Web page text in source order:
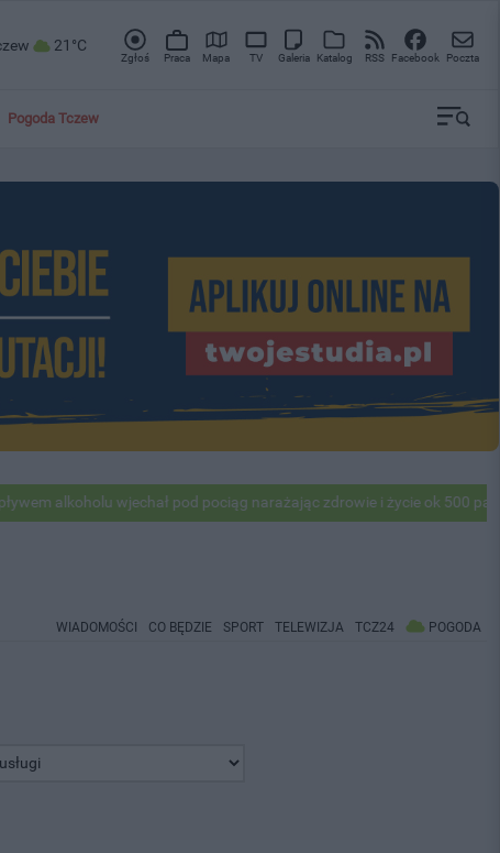
21°C
Zgłoś Praca Mapa TV Galeria Katalog RSS Facebook Poczta
Pogoda Tczew
alkoholu wjechał pod pociąg narażając zdrowie i życie ok 500
WIADOMOŚCI CO BĘDZIE SPORT TELEWIZJA TCZ24 POGODA